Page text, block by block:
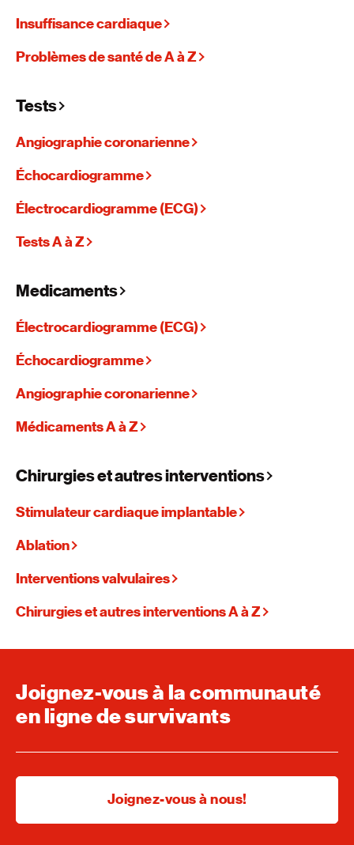
Insuffisance cardiaque
Problèmes de santé de A à Z
Tests
Angiographie coronarienne
Échocardiogramme
Électrocardiogramme (ECG)
Tests A à Z
Medicaments
Électrocardiogramme (ECG)
Échocardiogramme
Angiographie coronarienne
Médicaments A à Z
Chirurgies et autres interventions
Stimulateur cardiaque implantable
Ablation
Interventions valvulaires
Chirurgies et autres interventions A à Z
Joignez-vous à la communauté
en ligne de survivants
Joignez-vous à nous!